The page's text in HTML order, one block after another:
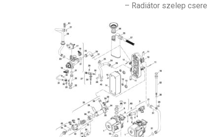
– Radiátor szelep csere